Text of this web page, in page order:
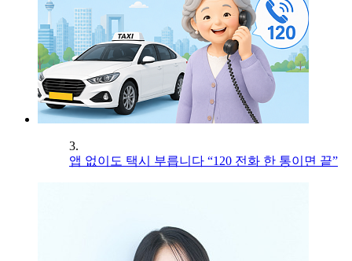
3.
앱 없이도 택시 부릅니다 “120 전화 한 통이면 끝”